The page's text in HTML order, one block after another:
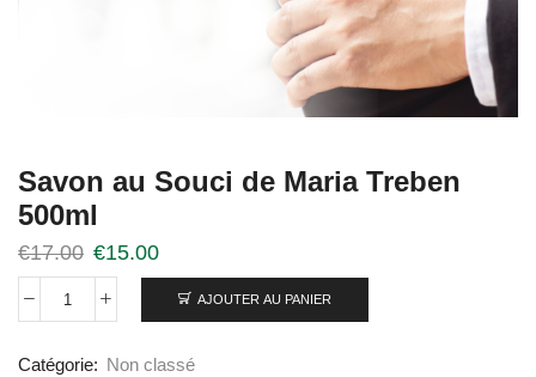
Savon au Souci de Maria Treben
500ml
€17.00 €15.00
AJOUTER AU PANIER
Catégorie: Non classé